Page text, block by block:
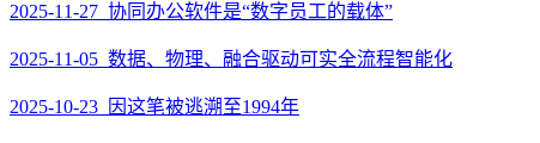
2025-11-27 协同办公软件是“数字员工的载体”
2025-11-05 数据、物理、融合驱动可实全流程智能化
2025-10-23 因这笔被逃溯至1994年